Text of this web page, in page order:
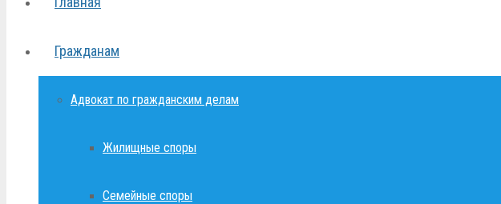
Гражданам
Адвокат по гражданским делам
Жилищные споры
Семейные споры